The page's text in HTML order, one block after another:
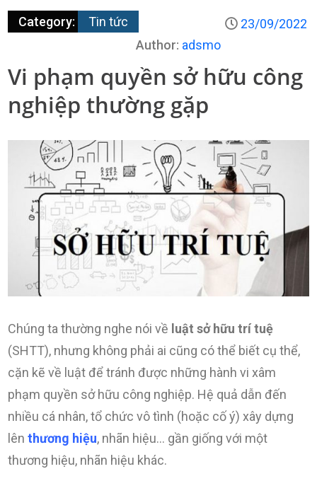
Category: Tin tức
23/09/2022
Author: adsmo
Vi phạm quyền sở hữu công
nghiệp thường gặp
Chúng ta thường nghe nói về luật sở hữu trí tuệ
(SHTT), nhưng không phải ai cũng có thể biết cụ thể,
cặn kẽ về luật để tránh được những hành vi xâm
phạm quyền sở hữu công nghiệp. Hệ quả dẫn đến
nhiều cá nhân, tổ chức vô tình (hoặc cố ý) xây dựng
lênthương hiệu, nhãn hiệu… gần giống với một
thương hiệu, nhãn hiệu khác.